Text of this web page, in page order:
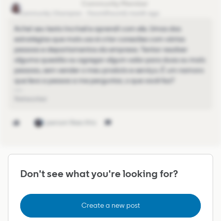
Alexandre Damiani
Community Champion
Achei seu texto incrível e aprendi com ele. Umas das
estratégias que mais uso é criar conexões com várias
pessoas e departamentos da empresa. Tentar resolver
alguma questão ou agregar algum valor para duas ou mais
pessoas, sem vender o meu produto e serviço. É um namoro
que levo a pessoa a me perguntar, o que você faz?
1 person likes this
Don't see what you're looking for?
Create a new post